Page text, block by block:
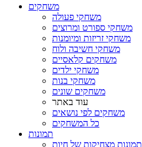
משחקים
משחקי פעולה
משחקי ספורט ומרוצים
משחקי זריזות ומיומנות
משחקי חשיבה ולוח
משחקים קלאסיים
משחקי ילדים
משחקי בנות
משחקים שונים
עוד באתר
משחקים לפי נושאים
כל המשחקים
תמונות
תמונות מצחיקות של חיות